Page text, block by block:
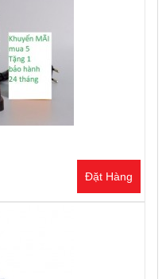
Đặt Hàng